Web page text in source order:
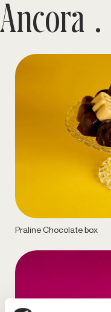
Ancora .
Praline Chocolate box